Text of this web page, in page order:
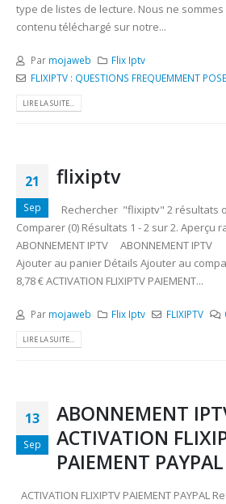
type de listes de lecture. Nous ne
contenu téléchargé sur notre...
Par mojaweb
Flix Iptv
FLIXIPTV : QUESTIONS FREQUEMMENT
LIRE LA SUITE...
21
Sep
flixiptv
Rechercher "flixiptv" 2 résultats
Comparer (0) Résultats 1 - 2 sur 2. Aperçu
ABONNEMENT IPTV ABONNEMENT
Ajouter au panier Détails Ajouter au
8,78 € ACTIVATION FLIXIPTV PAIEMENT...
Par mojaweb Flix Iptv FLIXIPTV
LIRE LA SUITE...
13
Sep
ABONNEMENT
ACTIVATION
PAIEMENT PAYPAL
ACTIVATION FLIXIPTV PAIEMENT PAYPAL